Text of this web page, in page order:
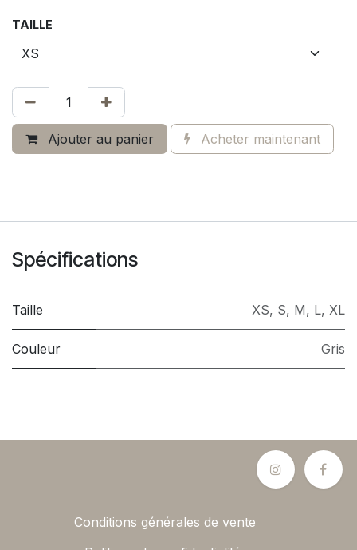
TAILLE
Ajouter au panier Acheter maintenant
Spécifications
Taille XS, S, M, L, XL
Couleur Gris
Conditions générales de vente